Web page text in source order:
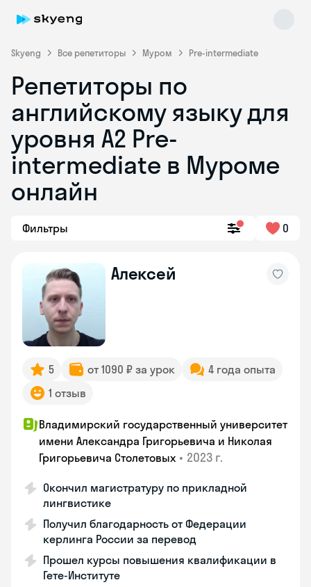
Skyeng Все репетиторы Муром Pre-intermediate
Репетиторы по
английскому языку для
уровня A2 Pre-
intermediate в Муроме
онлайн
Фильтры 0
Алексей
5 от 1090 ₽ за урок
4 года опыта
1 отзыв
Владимирский государственный университет
имени Александра Григорьевича и Николая
Григорьевича Столетовых • 2023 г.
Окончил магистратуру по прикладной
лингвистике
Получил благодарность от Федерации
керлинга России за перевод
Прошел курсы повышения квалификации в
Гете-Институте
Skyeng Chat
online